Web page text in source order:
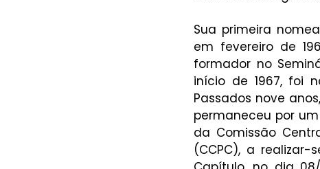
Sua primeira
em fevereiro de
formador no
início de 1967, foi
Passados nove
permaneceu por
da Comissão
(CCPC), a